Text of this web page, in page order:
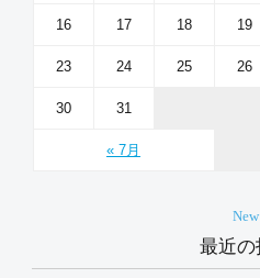
« 7月
16 17 18 19
23 24 25 26
30 31
New
最近の